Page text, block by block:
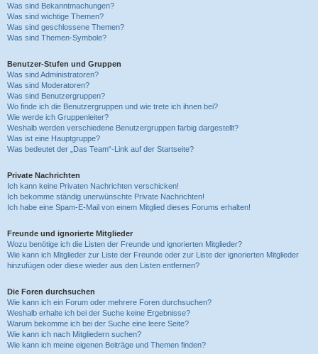
Was sind Bekanntmachungen?
Was sind wichtige Themen?
Was sind geschlossene Themen?
Was sind Themen-Symbole?
Benutzer-Stufen und Gruppen
Was sind Administratoren?
Was sind Moderatoren?
Was sind Benutzergruppen?
Wo finde ich die Benutzergruppen und wie trete ich ihnen bei?
Wie werde ich Gruppenleiter?
Weshalb werden verschiedene Benutzergruppen farbig dargestellt?
Was ist eine Hauptgruppe?
Was bedeutet der „Das Team“-Link auf der Startseite?
Private Nachrichten
Ich kann keine Privaten Nachrichten verschicken!
Ich bekomme ständig unerwünschte Private Nachrichten!
Ich habe eine Spam-E-Mail von einem Mitglied dieses Forums erhalten!
Freunde und ignorierte Mitglieder
Wozu benötige ich die Listen der Freunde und ignorierten Mitglieder?
Wie kann ich Mitglieder zur Liste der Freunde oder zur Liste der ignorierten Mitglieder
hinzufügen oder diese wieder aus den Listen entfernen?
Die Foren durchsuchen
Wie kann ich ein Forum oder mehrere Foren durchsuchen?
Weshalb erhalte ich bei der Suche keine Ergebnisse?
Warum bekomme ich bei der Suche eine leere Seite?
Wie kann ich nach Mitgliedern suchen?
Wie kann ich meine eigenen Beiträge und Themen finden?